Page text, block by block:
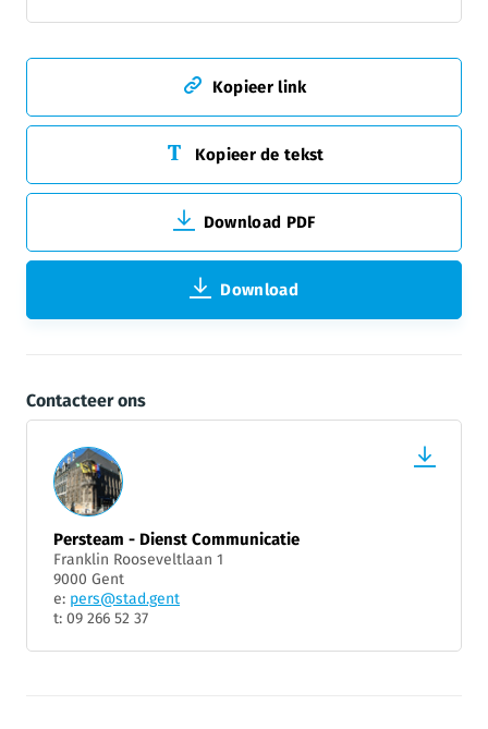
Kopieer link
Kopieer de tekst
Download PDF
Download
Contacteer ons
Persteam - Dienst Communicatie
Franklin Rooseveltlaan 1
9000 Gent
e: pers@stad.gent
t: 09 266 52 37